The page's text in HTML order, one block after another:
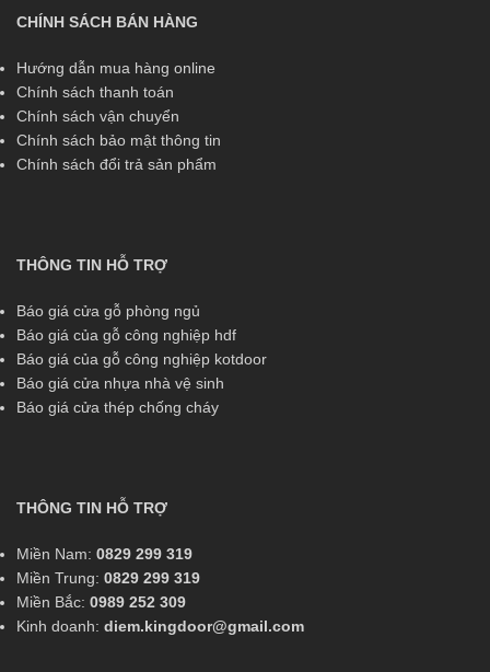
CHÍNH SÁCH BÁN HÀNG
Hướng dẫn mua hàng online
Chính sách thanh toán
Chính sách vận chuyển
Chính sách bảo mật thông tin
Chính sách đổi trả sản phẩm
THÔNG TIN HỖ TRỢ
Báo giá cửa gỗ phòng ngủ
Báo giá của gỗ công nghiệp hdf
Báo giá của gỗ công nghiệp kotdoor
Báo giá cửa nhựa nhà vệ sinh
Báo giá cửa thép chống cháy
THÔNG TIN HỖ TRỢ
Miền Nam: 0829 299 319
Miền Trung: 0829 299 319
Miền Bắc: 0989 252 309
Kinh doanh: diem.kingdoor@gmail.com